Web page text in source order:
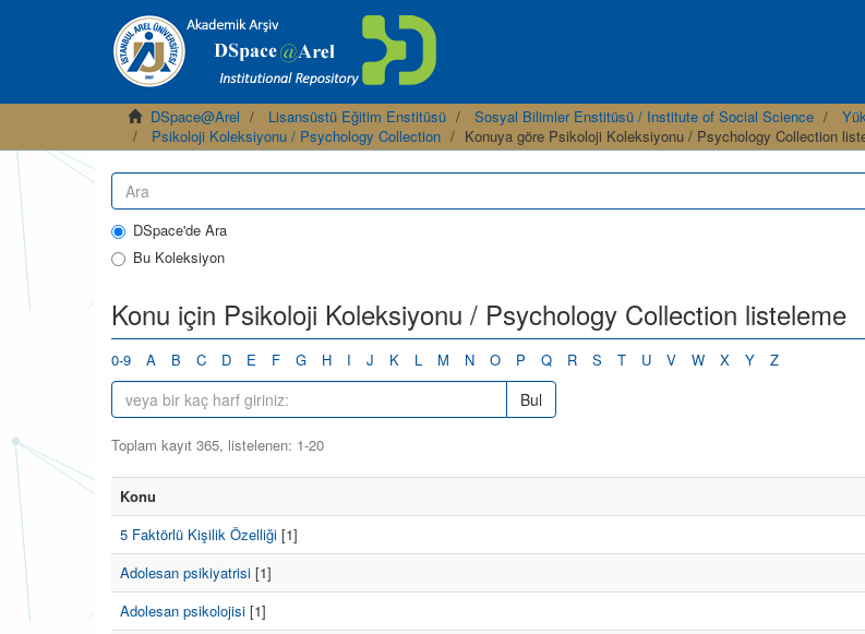
DSpace@Arel Lisansüstü Eğitim Enstitüsü Sosyal Bilimler Enstitüsü / Institute of Social Science
Psikoloji Koleksiyonu / Psychology Collection
Konuya göre Psikoloji Koleksiyonu / Psychology Collection
DSpace'de Ara
Bu Koleksiyon
Konu için Psikoloji Koleksiyonu / Psychology Collection listeleme
0-9 A B C D E F G H I J K L M N O P Q R S T U V W X Y Z
Bul
Toplam kayıt 365, listelenen: 1-20
Konu
5 Faktörlü Kişilik Özelliği [1]
Adolesan psikiyatrisi [1]
Adolesan psikolojisi [1]